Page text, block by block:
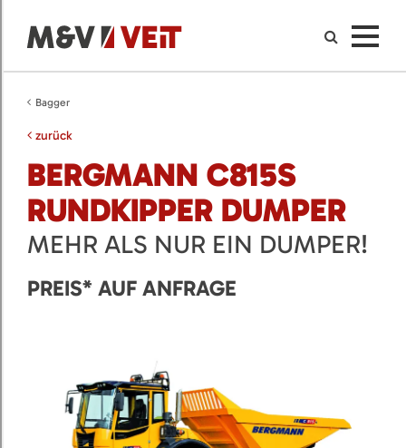
Bagger
zurück
BERGMANN C815S
RUNDKIPPER DUMPER
MEHR ALS NUR EIN DUMPER!
PREIS* AUF ANFRAGE